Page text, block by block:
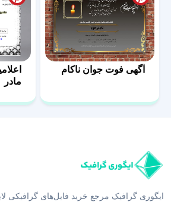
آگهی فوت جوان ناکام
مادر
ایگوری گرافیک مرجع خرید فایل‌های گرافیکی